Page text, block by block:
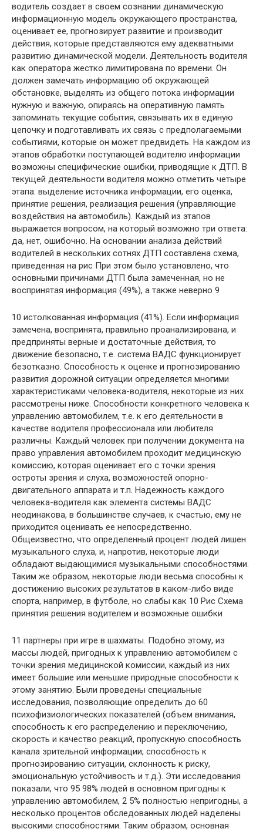
водитель создает в своем сознании динамическую
информационную модель окружающего пространства,
оценивает ее, прогнозирует развитие и производит
действия, которые представляются ему адекватными
развитию динамической модели. Деятельность водителя
как оператора жестко лимитирована по времени. Он
должен замечать информацию об окружающей
обстановке, выделять из общего потока информации
нужную и важную, опираясь на оперативную память
запоминать текущие события, связывать их в единую
цепочку и подготавливать их связь с предполагаемыми
событиями, которые он может предвидеть. На каждом из
этапов обработки поступающей водителю информации
возможны специфические ошибки, приводящие к ДТП. В
текущей деятельности водителя можно отметить четыре
этапа: выделение источника информации, его оценка,
принятие решения, реализация решения (управляющие
воздействия на автомобиль). Каждый из этапов
выражается вопросом, на который возможно три ответа:
да, нет, ошибочно. На основании анализа действий
водителей в нескольких сотнях ДТП составлена схема,
приведенная на рис При этом было установлено, что
основными причинами ДТП была замеченная, но не
воспринятая информация (49%), а также неверно 9
10 истолкованная информация (41%). Если информация
замечена, воспринята, правильно проанализирована, и
предприняты верные и достаточные действия, то
движение безопасно, т.е. система ВАДС функционирует
безотказно. Способность к оценке и прогнозированию
развития дорожной ситуации определяется многими
характеристиками человека-водителя, некоторые из них
рассмотрены ниже. Способности конкретного человека к
управлению автомобилем, т.е. к его деятельности в
качестве водителя профессионала или любителя
различны. Каждый человек при получении документа на
право управления автомобилем проходит медицинскую
комиссию, которая оценивает его с точки зрения
остроты зрения и слуха, возможностей опорно-
двигательного аппарата и т.п. Надежность каждого
человека-водителя как элемента системы ВАДС
неодинакова, в большинстве случаев, к счастью, ему не
приходится оценивать ее непосредственно.
Общеизвестно, что определенный процент людей лишен
музыкального слуха, и, напротив, некоторые люди
обладают выдающимися музыкальными способностями.
Таким же образом, некоторые люди весьма способны к
достижению высоких результатов в каком-либо виде
спорта, например, в футболе, но слабы как 10 Рис Схема
принятия решения водителем и возможные ошибки
11 партнеры при игре в шахматы. Подобно этому, из
массы людей, пригодных к управлению автомобилем с
точки зрения медицинской комиссии, каждый из них
имеет большие или меньшие природные способности к
этому занятию. Были проведены специальные
исследования, позволяющие определить до 60
психофизиологических показателей (объем внимания,
способность к его распределению и переключению,
скорость и качество реакций, пропускную способность
канала зрительной информации, способность к
прогнозированию ситуации, склонность к риску,
эмоциональную устойчивость и т.д.). Эти исследования
показали, что 95 98% людей в основном пригодны к
управлению автомобилем, 2 5% полностью непригодны, а
несколько процентов обследованных людей наделены
высокими способностями. Таким образом, основная